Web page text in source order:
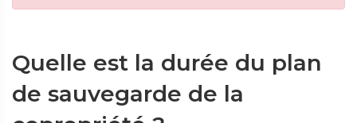
Quelle est la durée du plan
de sauvegarde de la